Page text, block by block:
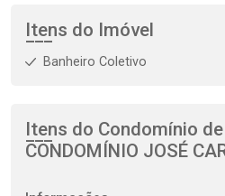
Itens do Imóvel
Banheiro Coletivo
Itens do Condomínio
CONDOMÍNIO JOSÉ